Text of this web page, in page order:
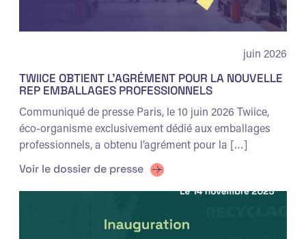
juin 2026
TWIICE OBTIENT L’AGRÉMENT POUR LA NOUVELLE
REP EMBALLAGES PROFESSIONNELS
Communiqué de presse Paris, le 10 juin 2026 Twiice,
éco-organisme exclusivement dédié aux emballages
professionnels, a obtenu l’agrément pour la […]
Voir le dossier de presse